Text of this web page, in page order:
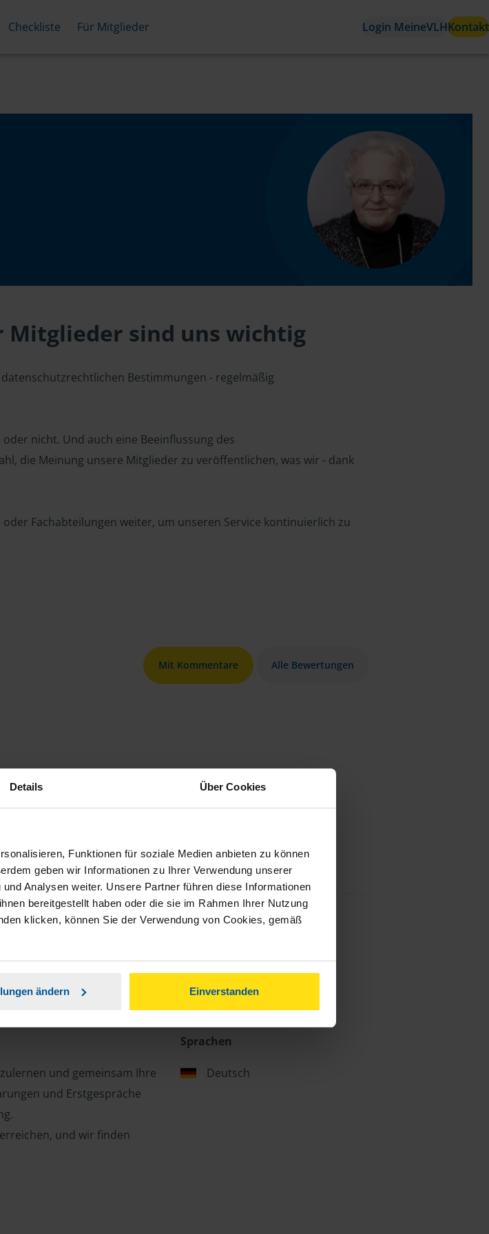
Details Über Cookies
Funktionen für soziale Medien anbieten zu können
geben wir Informationen zu Ihrer Verwendung unserer
Analysen weiter. Unsere Partner führen diese Informationen
bereitgestellt haben oder die sie im Rahmen Ihrer Nutzung
klicken, können Sie der Verwendung von Cookies, gemäß
ändern Einverstanden
Checkliste Für Mitglieder Login MeineVLHKontakt
Mitglieder sind uns wichtig
Bestimmungen - regelmäßig
nicht. Und auch eine Beeinflussung des
die Meinung unsere Mitglieder zu veröffentlichen, was wir - dank
Fachabteilungen weiter, um unseren Service kontinuierlich zu
Mit Kommentare Alle Bewertungen
und gemeinsam Ihre
und Erstgespräche
und wir finden
Sprachen
Deutsch